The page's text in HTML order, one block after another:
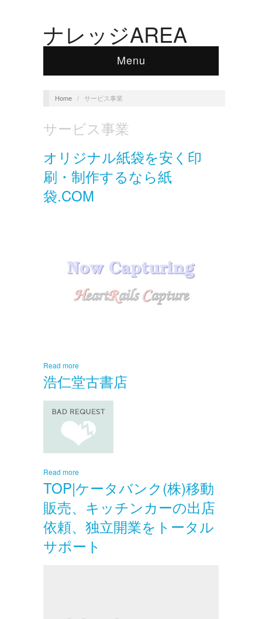
ナレッジAREA
Menu
Home / サービス事業
サービス事業
オリジナル紙袋を安く印
刷・制作するなら紙
袋.COM
Read more
浩仁堂古書店
Read more
TOP|ケータバンク(株)移動
販売、キッチンカーの出店
依頼、独立開業をトータル
サポート